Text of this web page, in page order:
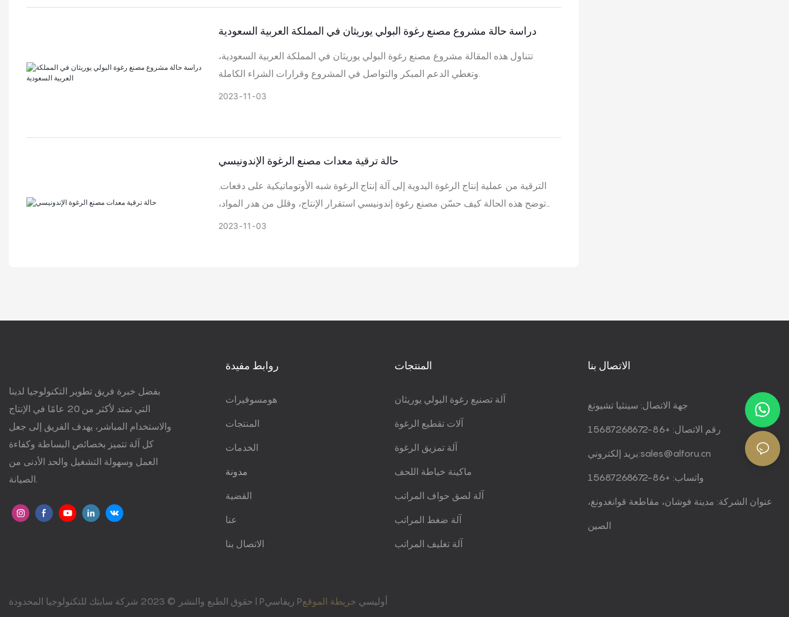
دراسة حالة مشروع مصنع رغوة البولي يوريثان في المملكة العربية السعودية
تتناول هذه المقالة مشروع مصنع رغوة البولي يوريثان في المملكة العربية السعودية،
2023 11 03
حالة ترقية معدات مصنع الرغوة الإندونيسي
الترقية من عملية إنتاج الرغوة اليدوية إلى آلة إنتاج الرغوة شبه الأوتوماتيكية على دفعات.
توضح هذه الحالة كيف حسّن مصنع رغوة إندونيسي استقرار الإنتاج، وقلل من هدر المواد،
2023 11 03
بفضل خبرة فريق تطوير التكنولوجيا لدينا
التي تمتد لأكثر من 20 عامًا في الإنتاج
والاستخدام المباشر، يهدف الفريق إلى جعل
كل آلة تتميز بخصائص البساطة وكفاءة
العمل وسهولة التشغيل والحد الأدنى من
روابط مفيدة
هومسوفيرات
المنتجات
الخدمات
مدونة
القضية
عنا
الاتصال بنا
المنتجات
آلة تصنيع رغوة البولي يوريثان
آلات تقطيع الرغوة
آلة تمزيق الرغوة
ماكينة خياطة اللحف
آلة لصق حواف المراتب
آلة ضغط المراتب
آلة تغليف المراتب
الاتصال بنا
جهة الاتصال: سينثيا تشيونغ
رقم الاتصال: +86-15687268672
بريد إلكتروني:sales@alforu.cn
واتساب: +86-15687268672
عنوان الشركة: مدينة فوشان، مقاطعة قوانغدونغ،
الصين
حقوق الطبع والنشر © 2023 شركة سابتك للتكنولوجيا المحدودة | Pريفاسي Pأوليسي خريطة الموقع